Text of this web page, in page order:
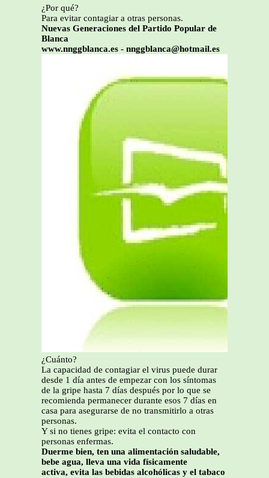
¿Por qué?
Para evitar contagiar a otras personas.
Nuevas Generaciones del Partido Popular de
Blanca
www.nnggblanca.es - nnggblanca@hotmail.es
¿Cuánto?
La capacidad de contagiar el virus puede durar
desde 1 día antes de empezar con los síntomas
de la gripe hasta 7 días después por lo que se
recomienda permanecer durante esos 7 días en
casa para asegurarse de no transmitirlo a otras
personas.
Y si no tienes gripe: evita el contacto con
personas enfermas.
Duerme bien, ten una alimentación saludable,
bebe agua, lleva una vida físicamente
activa, evita las bebidas alcohólicas y el tabaco